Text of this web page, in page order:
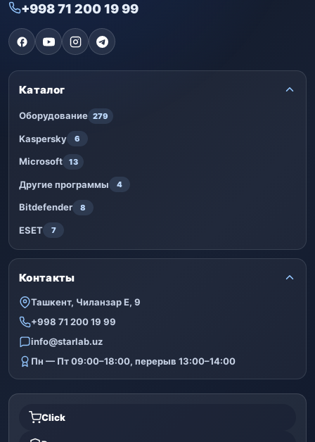
+998 71 200 19 99
Каталог
Оборудование 279
Kaspersky 6
Microsoft 13
Другие программы 4
Bitdefender 8
ESET 7
Контакты
Ташкент, Чиланзар Е, 9
+998 71 200 19 99
info@starlab.uz
Пн — Пт 09:00–18:00, перерыв 13:00–14:00
Click